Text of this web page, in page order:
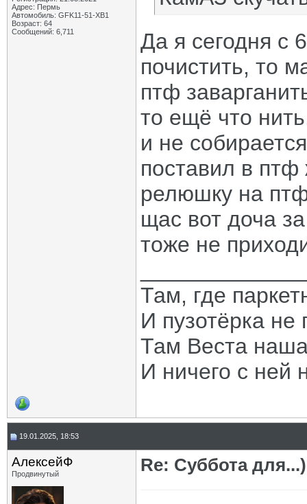
Адрес: Пермь
Автомобиль: GFK11-51-ХВ1
Возраст: 64
Сообщений: 6,711
Да я сегодня с
почистить, то
птф
то ещё что
и не
поставил в
релюшку на
щас вот доча
тоже не
Там, где
И пузотёрка не
Там Веста
И ничего с ней
19.01.2025, 18:53
АлексейФ
Продвинутый Re: Суббота для...)